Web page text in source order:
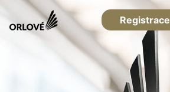
Registrace